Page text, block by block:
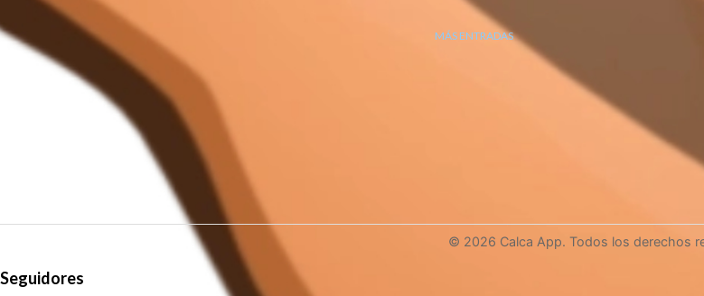
MÁS ENTRADAS
© 2026 Calca App. Todos los derechos
Seguidores